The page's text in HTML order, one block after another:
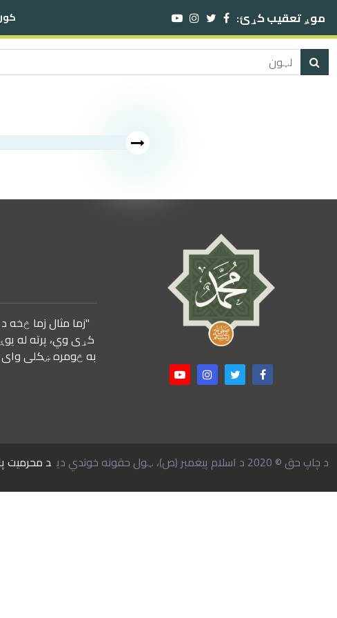
موږ تعقیب کړئ:
"زما مثال زما څخه
کړی وي، پرته له
به څومره ښکلی
د چاپ حق © 2020 د اسلام پیغمبر (ص)، ټول حقونه خوندي دي د محرمیت